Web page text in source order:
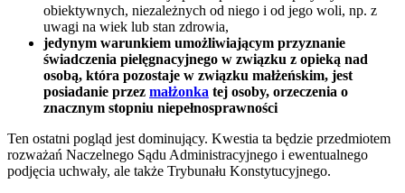
obiektywnych, niezależnych od niego i od jego woli, np. z
uwagi na wiek lub stan zdrowia,
jedynym warunkiem umożliwiającym przyznanie
świadczenia pielęgnacyjnego w związku z opieką nad
osobą, która pozostaje w związku małżeńskim, jest
posiadanie przez małżonka tej osoby, orzeczenia o
znacznym stopniu niepełnosprawności
Ten ostatni pogląd jest dominujący. Kwestia ta będzie przedmiotem
rozważań Naczelnego Sądu Administracyjnego i ewentualnego
podjęcia uchwały, ale także Trybunału Konstytucyjnego.